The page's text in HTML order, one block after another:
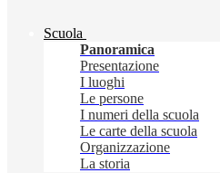
Scuola
Panoramica
Presentazione
I luoghi
Le persone
I numeri della scuola
Le carte della scuola
Organizzazione
La storia